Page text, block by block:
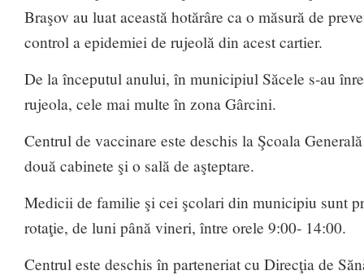
Braşov au luat această hotărâre ca o măsură de
control a epidemiei de rujeolă din acest cartier.
De la începutul anului, în municipiul Săcele s-au
rujeola, cele mai multe în zona Gârcini.
Centrul de vaccinare este deschis la Şcoala
două cabinete şi o sală de aşteptare.
Medicii de familie şi cei şcolari din municipiu sunt
rotaţie, de luni până vineri, între orele 9:00- 14:00.
Centrul este deschis în parteneriat cu Direcţia de